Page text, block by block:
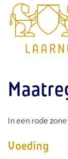
Laarne
In een rode
Voeding